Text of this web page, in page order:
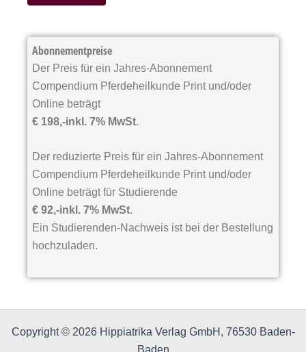
l
Abonnementpreise
Der Preis für ein Jahres-Abonnement
Compendium Pferdeheilkunde Print und/oder
Online beträgt
€ 198,-inkl. 7% MwSt.
Der reduzierte Preis für ein Jahres-Abonnement
Compendium Pferdeheilkunde Print und/oder
Online beträgt für Studierende
€ 92,-inkl. 7% MwSt.
Ein Studierenden-Nachweis ist bei der Bestellung
hochzuladen.
Copyright © 2026 Hippiatrika Verlag GmbH, 76530 Baden-
Baden